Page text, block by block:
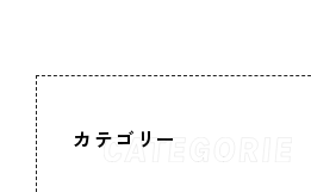
カテゴリー